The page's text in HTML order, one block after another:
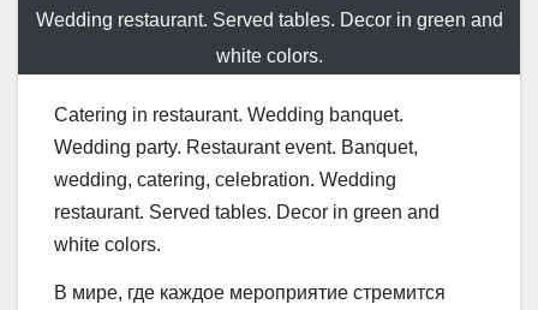
Wedding restaurant. Served tables. Decor in green and
white colors.
Catering in restaurant. Wedding banquet.
Wedding party. Restaurant event. Banquet,
wedding, catering, celebration. Wedding
restaurant. Served tables. Decor in green and
white colors.
В мире, где каждое мероприятие стремится